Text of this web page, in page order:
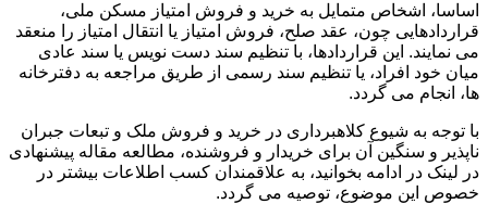
اساسا، اشخاص متمایل به خرید و فروش امتیاز مسکن ملی،
قراردادهایی چون، عقد صلح، فروش امتیاز یا انتقال امتیاز را منعقد
می نمایند. این قراردادها، با تنظیم سند دست نویس یا سند عادی
میان خود افراد، یا تنظیم سند رسمی از طریق مراجعه به دفترخانه
ها، انجام می گردد.
با توجه به شیوع کلاهبرداری در خرید و فروش ملک و تبعات جبران
ناپذیر و سنگین آن برای خریدار و فروشنده، مطالعه مقاله پیشنهادی
در لینک در ادامه بخوانید، به علاقمندان کسب اطلاعات بیشتر در
خصوص این موضوع، توصیه می گردد.